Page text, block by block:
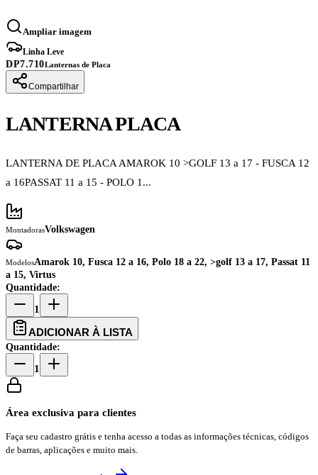
Ampliar imagem
Linha Leve
DP7.710Lanternas de Placa
Compartilhar
LANTERNA PLACA
LANTERNA DE PLACA AMAROK 10 >GOLF 13 a 17 - FUSCA 12
a 16PASSAT 11 a 15 - POLO 1...
MontadorasVolkswagen
ModelosAmarok 10, Fusca 12 a 16, Polo 18 a 22, >golf 13 a 17, Passat 11
a 15, Virtus
Quantidade:
1
ADICIONAR À LISTA
Quantidade:
1
Área exclusiva para clientes
Faça seu cadastro grátis e tenha acesso a todas as informações técnicas, códigos
de barras, aplicações e muito mais.